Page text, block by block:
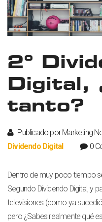
2º
Digital,
tanto?
Publicado por Marketing
Dividendo Digital
0
Dentro de muy poco tiempo
Segundo Dividendo Digital, y
televisiones (como ya
pero ¿Sabes realmente qué